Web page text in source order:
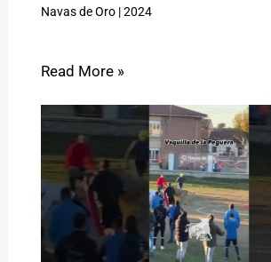
Navas de Oro|2024
Read More »